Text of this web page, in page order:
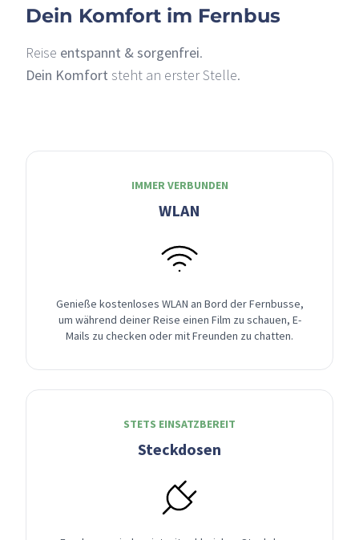
Dein Komfort im Fernbus
Reise entspannt & sorgenfrei.
Dein Komfort steht an erster Stelle.
IMMER VERBUNDEN
WLAN
Genieße kostenloses WLAN an Bord der Fernbusse,
um während deiner Reise einen Film zu schauen, E-
Mails zu checken oder mit Freunden zu chatten.
STETS EINSATZBEREIT
Steckdosen